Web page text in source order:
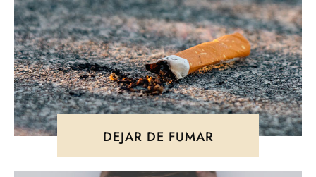
DEJAR DE FUMAR